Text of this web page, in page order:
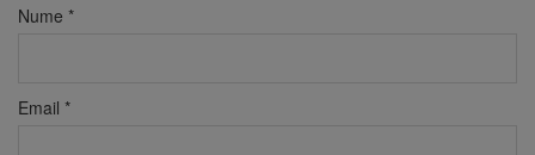
Nume *
Email *